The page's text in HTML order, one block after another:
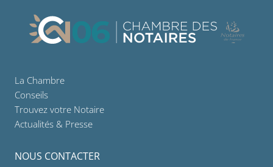
La Chambre
Conseils
Trouvez votre Notaire
Actualités & Presse
NOUS CONTACTER